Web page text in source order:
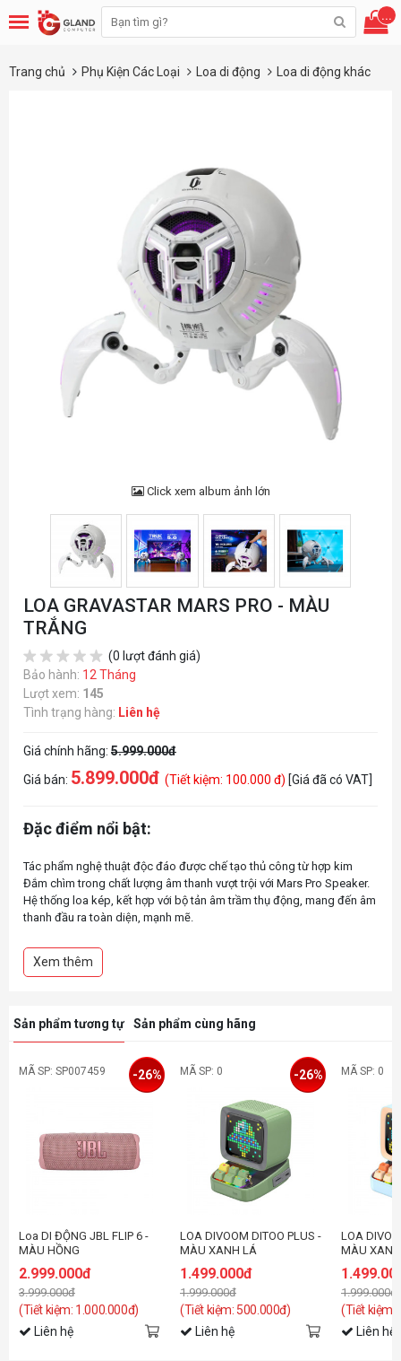
...
Trang chủ Phụ Kiện Các Loại Loa di động Loa di động khác
Click xem album ảnh lớn
LOA GRAVASTAR MARS PRO - MÀU
TRẮNG
(0 lượt đánh giá)
Bảo hành: 12 Tháng
Lượt xem: 145
Tình trạng hàng: Liên hệ
Giá chính hãng: 5.999.000đ
Giá bán: 5.899.000đ (Tiết kiệm: 100.000 đ) [Giá đã có VAT]
Đặc điểm nổi bật:
Tác phẩm nghệ thuật độc đáo được chế tạo thủ công từ hợp kim
Đắm chìm trong chất lượng âm thanh vượt trội với Mars Pro Speaker.
Hệ thống loa kép, kết hợp với bộ tản âm trầm thụ động, mang đến âm
thanh đầu ra toàn diện, mạnh mẽ.
hảo cho những người yêu âm nhạc ở khắp mọi nơi.
Hệ thống loa kép: Mang đến trải nghiệm âm thanh tròn trịa, được
nét sang trọng hiện đại cho bất kỳ môi trường nào.
âm thanh với hình ảnh động.
Tuổi thọ pin kéo dài: Một lần sạc cung cấp thời gian chơi lên tới 15
Có thể ghép nối: Kết nối hai loa Mars Pro để có trải nghiệm âm thanh
Xem thêm
Sản phẩm tương tự Sản phẩm cùng hãng
MÃ SP: SP007459
Loa DI ĐỘNG JBL FLIP 6 -
MÀU HỒNG
2.999.000đ
3.999.000đ
(Tiết kiệm: 1.000.000đ)
-26%
Liên hệ
MÃ SP: 0
LOA DIVOOM DITOO PLUS -
MÀU XANH LÁ
1.499.000đ
1.999.000đ
(Tiết kiệm: 500.000đ)
-26%
Liên hệ
MÃ SP: 0
LOA
MÀU
1.999.000đ
(Tiết kiệm:
Liên hệ